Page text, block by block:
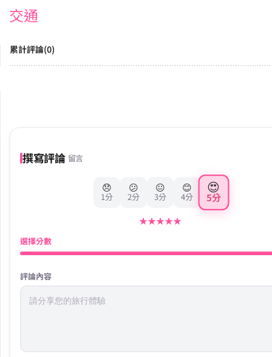
交通
累計評論(0)
撰寫評論 留言
😞
1分
😕
2分
😐
3分
😊
4分
😍
5分
★★★★★
選擇分數
評論內容